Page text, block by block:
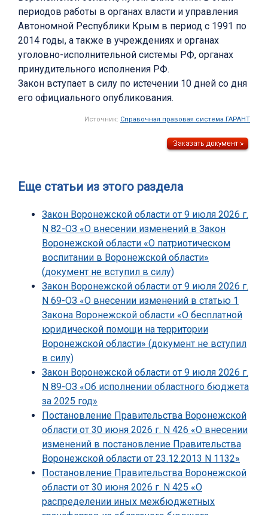
периодов работы в органах власти и управления
Автономной Республики Крым в период с 1991 по
2014 годы, а также в учреждениях и органах
уголовно-исполнительной системы РФ, органах
принудительного исполнения РФ.
Закон вступает в силу по истечении 10 дней со дня
его официального опубликования.
Источник: Справочная правовая система ГАРАНТ
Еще статьи из этого раздела
Закон Воронежской области от 9 июля 2026 г.
N 82-ОЗ «О внесении изменений в Закон
Воронежской области «О патриотическом
воспитании в Воронежской области»
(документ не вступил в силу)
Закон Воронежской области от 9 июля 2026 г.
N 69-ОЗ «О внесении изменений в статью 1
Закона Воронежской области «О бесплатной
юридической помощи на территории
Воронежской области» (документ не вступил
в силу)
Закон Воронежской области от 9 июля 2026 г.
N 89-ОЗ «Об исполнении областного бюджета
за 2025 год»
Постановление Правительства Воронежской
области от 30 июня 2026 г. N 426 «О внесении
изменений в постановление Правительства
Воронежской области от 23.12.2013 N 1132»
Постановление Правительства Воронежской
области от 30 июня 2026 г. N 425 «О
распределении иных межбюджетных